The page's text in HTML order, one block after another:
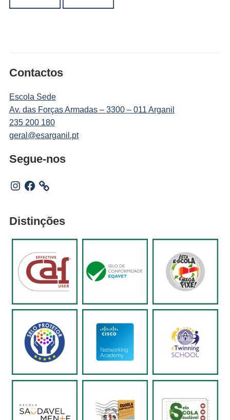
Contactos
Escola Sede
Av. das Forças Armadas – 3300 – 011 Arganil
235 200 180
geral@esarganil.pt
Segue-nos
Instagram
Facebook
Distinções